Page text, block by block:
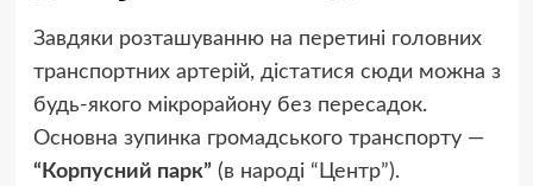
Завдяки розташуванню на перетині головних
транспортних артерій, дістатися сюди можна з
будь-якого мікрорайону без пересадок.
Основна зупинка громадського транспорту —
“Корпусний парк”(в народі “Центр”).